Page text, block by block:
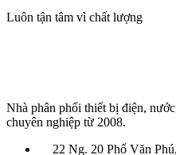
Luôn tận tâm vì chất lượng
Nhà phân phối thiết bị điện,
chuyên nghiệp từ 2008.
22 Ng. 20 Phố Văn